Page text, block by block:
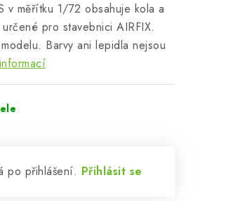
v měřítku 1/72 obsahuje kola a
pro stavebnici AIRFIX.
Barvy ani lepidla nejsou
po přihlášení. Přihlásit se